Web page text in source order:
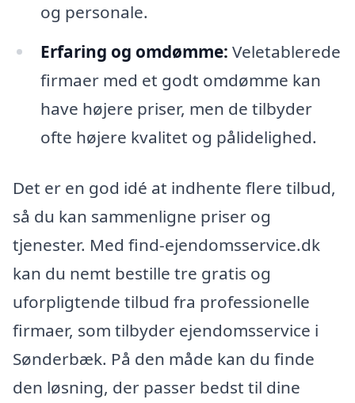
og personale.
Erfaring og omdømme: Veletablerede
firmaer med et godt omdømme kan
have højere priser, men de tilbyder
ofte højere kvalitet og pålidelighed.
Det er en god idé at indhente flere tilbud,
så du kan sammenligne priser og
tjenester. Med find-ejendomsservice.dk
kan du nemt bestille tre gratis og
uforpligtende tilbud fra professionelle
firmaer, som tilbyder ejendomsservice i
Sønderbæk. På den måde kan du finde
den løsning, der passer bedst til dine